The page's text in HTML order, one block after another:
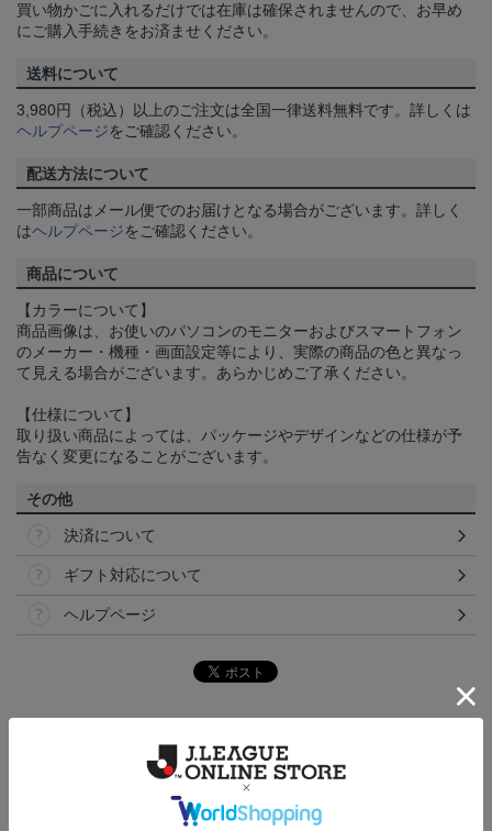
買い物かごに入れるだけでは在庫は確保されませんので、お早め
にご購入手続きをお済ませください。
送料について
3,980円（税込）以上のご注文は全国一律送料無料です。詳しくは
ヘルプページをご確認ください。
配送方法について
一部商品はメール便でのお届けとなる場合がございます。詳しく
はヘルプページをご確認ください。
商品について
【カラーについて】
商品画像は、お使いのパソコンのモニターおよびスマートフォン
のメーカー・機種・画面設定等により、実際の商品の色と異なっ
て見える場合がございます。あらかじめご了承ください。
【仕様について】
取り扱い商品によっては、パッケージやデザインなどの仕様が予
告なく変更になることがございます。
その他
決済について
ギフト対応について
ヘルプページ
こだわりのデザインに注目！タオルマフラーは応援